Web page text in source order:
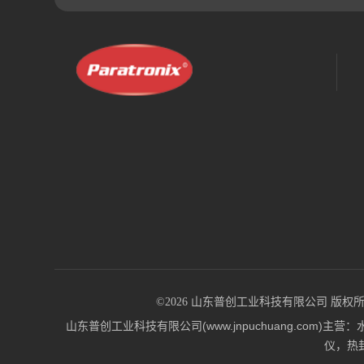
©2026 山东普创工业科技有限公司 版权所
山东普创工业科技有限公司(www.jnpuchuang.com)主营
仪，热